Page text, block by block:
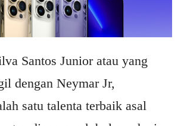
Santos Junior atau yang
dengan Neymar Jr,
satu talenta terbaik asal